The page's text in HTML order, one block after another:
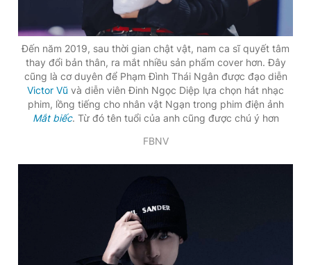
Đến năm 2019, sau thời gian chật vật, nam ca sĩ quyết tâm
thay đổi bản thân, ra mắt nhiều sản phẩm cover hơn. Đây
cũng là cơ duyên để Phạm Đình Thái Ngân được đạo diễn
Victor Vũ và diễn viên Đinh Ngọc Diệp lựa chọn hát nhạc
phim, lồng tiếng cho nhân vật Ngạn trong phim điện ảnh
Mắt biếc. Từ đó tên tuổi của anh cũng được chú ý hơn
FBNV